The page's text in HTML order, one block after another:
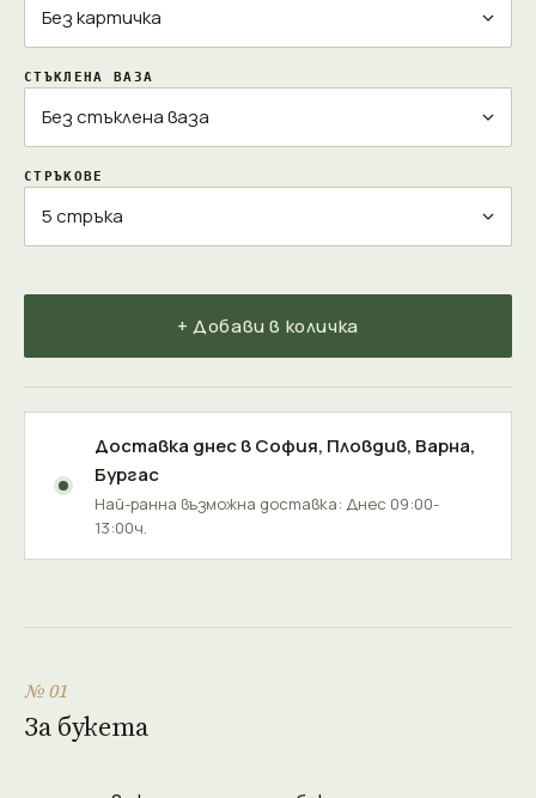
СТЪКЛЕНА ВАЗА
СТРЪКОВЕ
+ Добави в количка
Доставка днес вСофия, Пловдив, Варна,
Бургас
Най-ранна възможна доставка: Днес 09:00-
13:00ч.
№ 01
За букета